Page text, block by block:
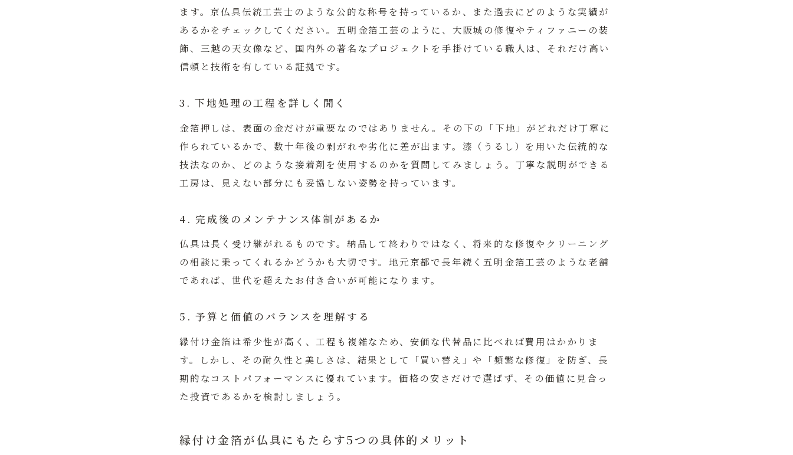
ます。 京仏具伝統工芸士 のような公的な称号を持っているか、また過去にどのような実績が
あるかをチェックしてください。五明金箔工芸のように、大阪城の修復やティファニーの装
飾、三越の天女像など、国内外の著名なプロジェクトを手掛けている職人は、それだけ高い
信頼と技術を有している証拠です。
3. 下地処理の工程を詳しく聞く
金箔押しは、表面の金だけが重要なのではありません。その下の「下地」がどれだけ丁寧に
作られているかで、数十年後の剥がれや劣化に差が出ます。漆（うるし）を用いた伝統的な
技法なのか、どのような接着剤を使用するのかを質問してみましょう。丁寧な説明ができる
工房は、見えない部分にも妥協しない姿勢を持っています。
4. 完成後のメンテナンス体制があるか
仏具は長く受け継がれるものです。納品して終わりではなく、将来的な修復やクリーニング
の相談に乗ってくれるかどうかも大切です。地元京都で長年続く五明金箔工芸のような老舗
であれば、世代を超えたお付き合いが可能になります。
5. 予算と価値のバランスを理解する
縁付け金箔は希少性が高く、工程も複雑なため、安価な代替品に比べれば費用はかかりま
す。しかし、その耐久性と美しさは、結果として「買い替え」や「頻繁な修復」を防ぎ、長
期的なコストパフォーマンスに優れています。価格の安さだけで選ばず、その価値に見合っ
た投資であるかを検討しましょう。
縁付け金箔が仏具にもたらす5つの具体的メリット